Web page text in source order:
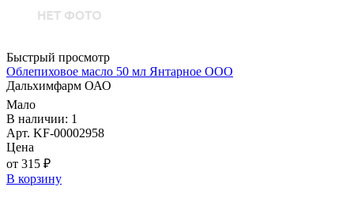
Быстрый просмотр
Облепиховое масло 50 мл Янтарное ООО
Дальхимфарм ОАО
Мало
В наличии: 1
Арт. KF-00002958
Цена
от 315 ₽
В корзину